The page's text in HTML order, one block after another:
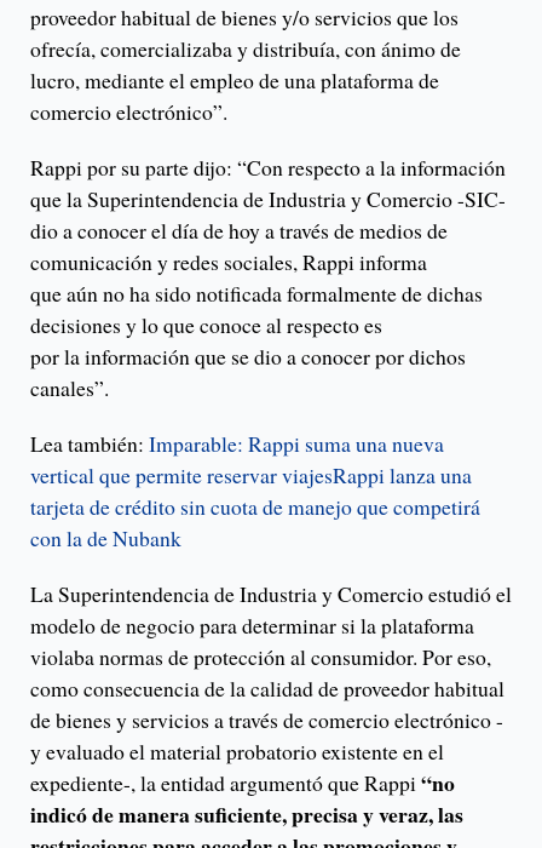
proveedor habitual de bienes y/o servicios que los
ofrecía, comercializaba y distribuía, con ánimo de
lucro, mediante el empleo de una plataforma de
comercio electrónico”.
Rappi por su parte dijo: “Con respecto a la información
que la Superintendencia de Industria y Comercio -SIC-
dio a conocer el día de hoy a través de medios de
comunicación y redes sociales, Rappi informa
que aún no ha sido notificada formalmente de dichas
decisiones y lo que conoce al respecto es
por la información que se dio a conocer por dichos
canales”.
Lea también: Imparable: Rappi suma una nueva
vertical que permite reservar viajesRappi lanza una
tarjeta de crédito sin cuota de manejo que competirá
con la de Nubank
La Superintendencia de Industria y Comercio estudió el
modelo de negocio para determinar si la plataforma
violaba normas de protección al consumidor. Por eso,
como consecuencia de la calidad de proveedor habitual
de bienes y servicios a través de comercio electrónico -
y evaluado el material probatorio existente en el
expediente-, la entidad argumentó que Rappi“no
indicó de manera suficiente, precisa y veraz, las